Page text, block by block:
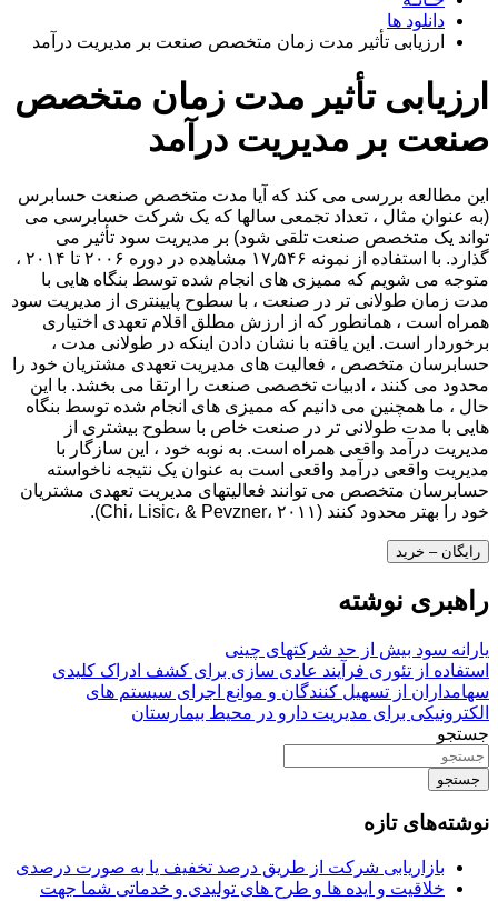
دانلود ها
ارزیابی تأثیر مدت زمان متخصص صنعت بر مدیریت درآمد
ارزیابی تأثیر مدت زمان متخصص
صنعت بر مدیریت درآمد
این مطالعه بررسی می کند که آیا مدت متخصص صنعت حسابرس
(به عنوان مثال ، تعداد تجمعی سالها که یک شرکت حسابرسی می
تواند یک متخصص صنعت تلقی شود) بر مدیریت سود تأثیر می
گذارد. با استفاده از نمونه ۱۷٫۵۴۶ مشاهده در دوره ۲۰۰۶ تا ۲۰۱۴ ،
متوجه می شویم که ممیزی های انجام شده توسط بنگاه هایی با
مدت زمان طولانی تر در صنعت ، با سطوح پایینتری از مدیریت سود
همراه است ، همانطور که از ارزش مطلق اقلام تعهدی اختیاری
برخوردار است. این یافته با نشان دادن اینکه در طولانی مدت ،
حسابرسان متخصص ، فعالیت های مدیریت تعهدی مشتریان خود را
محدود می کنند ، ادبیات تخصصی صنعت را ارتقا می بخشد. با این
حال ، ما همچنین می دانیم که ممیزی های انجام شده توسط بنگاه
هایی با مدت طولانی تر در صنعت خاص با سطوح بیشتری از
مدیریت درآمد واقعی همراه است. به نوبه خود ، این سازگار با
مدیریت واقعی درآمد واقعی است به عنوان یک نتیجه ناخواسته
حسابرسان متخصص می توانند فعالیتهای مدیریت تعهدی مشتریان
خود را بهتر محدود کنند (Chi، Lisic، & Pevzner، ۲۰۱۱).
رایگان – خرید
راهبری نوشته
یارانه سود بیش از حد شرکتهای چینی
استفاده از تئوری فرآیند عادی سازی برای کشف ادراک کلیدی
سهامداران از تسهیل کنندگان و موانع اجرای سیستم های
الکترونیکی برای مدیریت دارو در محیط بیمارستان
جستجو
جستجو
نوشته‌های تازه
بازاریابی شرکت از طریق درصد تخفیف یا به صورت درصدی
خلاقیت و ایده ها و طرح های تولیدی و خدماتی شما جهت